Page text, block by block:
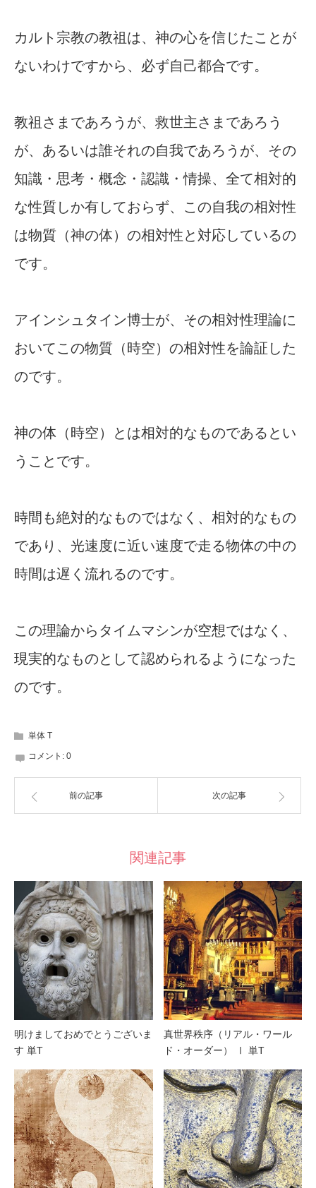
カルト宗教の教祖は、神の心を信じたことが
ないわけですから、必ず自己都合です。
教祖さまであろうが、救世主さまであろう
が、あるいは誰それの自我であろうが、その
知識・思考・概念・認識・情操、全て相対的
な性質しか有しておらず、この自我の相対性
は物質（神の体）の相対性と対応しているの
です。
アインシュタイン博士が、その相対性理論に
おいてこの物質（時空）の相対性を論証した
のです。
神の体（時空）とは相対的なものであるとい
うことです。
時間も絶対的なものではなく、相対的なもの
であり、光速度に近い速度で走る物体の中の
時間は遅く流れるのです。
この理論からタイムマシンが空想ではなく、
現実的なものとして認められるようになった
のです。
単体 T
コメント: 0
前の記事 次の記事
関連記事
明けましておめでとうございま
す 単T
真世界秩序（リアル・ワール
ド・オーダー） Ⅰ 単T